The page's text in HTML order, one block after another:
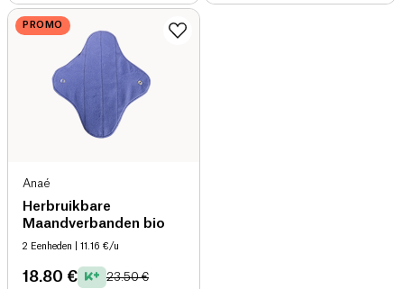
PROMO
Anaé
Herbruikbare
Maandverbanden bio
2 Eenheden | 11.16 €/u
18.80 € 23.50 €